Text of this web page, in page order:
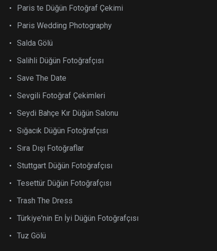
Paris te Düğün Fotoğraf Çekimi
Paris Wedding Photography
Salda Gölü
Salihli Düğün Fotoğrafçısı
Save The Date
Sevgili Fotoğraf Çekimleri
Seydi Bahçe Kır Düğün Salonu
Sığacık Düğün Fotoğrafçısı
Sıra Dışı Fotoğraflar
Stuttgart Düğün Fotoğrafçısı
Tesettür Düğün Fotoğrafçısı
Trash The Dress
Türkiye'nin En İyi Düğün Fotoğrafçısı
Tuz Gölü